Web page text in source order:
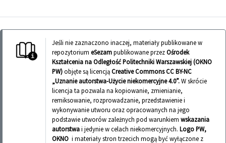
Jeśli nie zaznaczono inaczej, materiały publikowane w
repozytorium eSezampublikowane przezOśrodek
Kształcenia na Odległość Politechniki Warszawskiej (OKNO
PW)objęte są licencjąCreative Commons CC BY-NC
„Uznanie autorstwa-Użycie niekomercyjne 4.0”.W skrócie
licencja ta pozwala na kopiowanie, zmienianie,
remiksowanie, rozprowadzanie, przedstawienie i
wykonywanie utworu oraz opracowanych na jego
podstawie utworów zależnych pod warunkiem wskazania
autorstwai jedynie w celach niekomercyjnych. Logo PW,
OKNO i materiały stron trzecich mogą być wyłączone z